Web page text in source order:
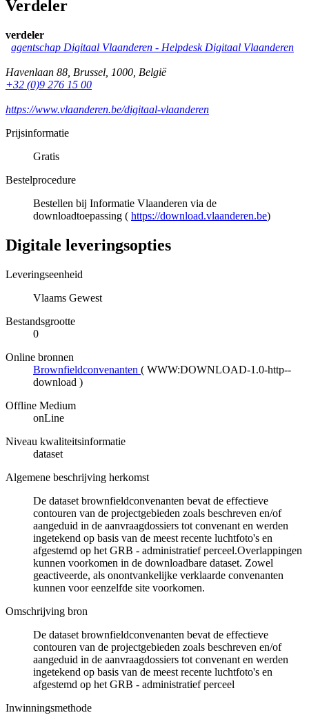
Verdeler
verdeler
agentschap Digitaal Vlaanderen - Helpdesk Digitaal Vlaanderen
Havenlaan 88 Brussel 1000 België
+32 (0)9 276 15 00
https://www.vlaanderen.be/digitaal-vlaanderen
Prijsinformatie
Gratis
Bestelprocedure
Bestellen bij Informatie Vlaanderen via de
downloadtoepassing ( https://download.vlaanderen.be)
Digitale leveringsopties
Leveringseenheid
Vlaams Gewest
Bestandsgrootte
0
Online bronnen
Brownfieldconvenanten ( WWW:DOWNLOAD-1.0-http--
download )
Offline Medium
onLine
Niveau kwaliteitsinformatie
dataset
Algemene beschrijving herkomst
De dataset brownfieldconvenanten bevat de effectieve
contouren van de projectgebieden zoals beschreven en/of
aangeduid in de aanvraagdossiers tot convenant en werden
ingetekend op basis van de meest recente luchtfoto's en
afgestemd op het GRB - administratief perceel.Overlappingen
kunnen voorkomen in de downloadbare dataset. Zowel
geactiveerde, als onontvankelijke verklaarde convenanten
kunnen voor eenzelfde site voorkomen.
Omschrijving bron
De dataset brownfieldconvenanten bevat de effectieve
contouren van de projectgebieden zoals beschreven en/of
aangeduid in de aanvraagdossiers tot convenant en werden
ingetekend op basis van de meest recente luchtfoto's en
afgestemd op het GRB - administratief perceel
Inwinningsmethode